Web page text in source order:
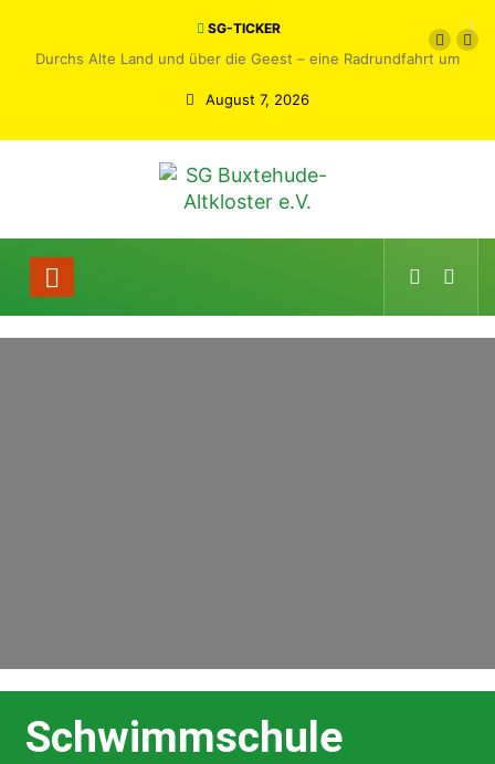
SG-TICKER
Durchs Alte Land und über die Geest – eine Radrundfahrt um
August 7, 2026
Schwimmschule